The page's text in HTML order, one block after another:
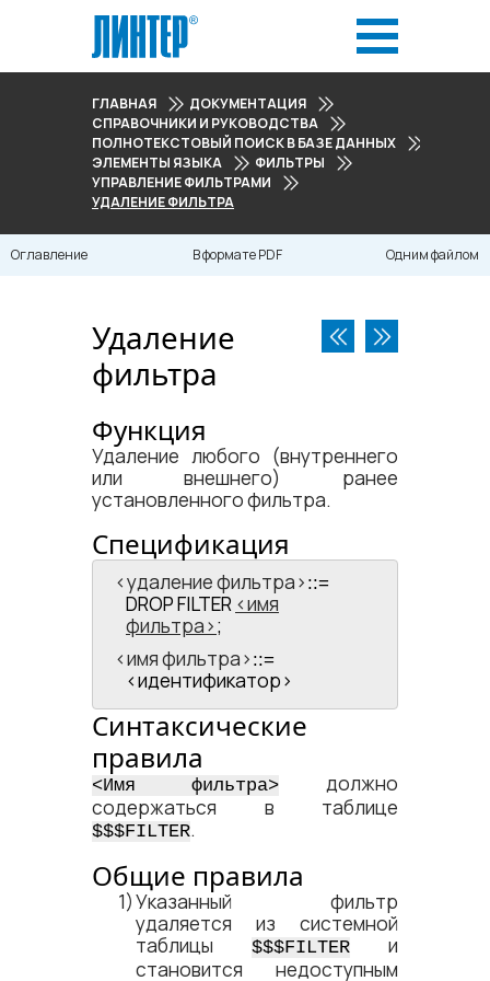
ГЛАВНАЯ
ДОКУМЕНТАЦИЯ
СПРАВОЧНИКИ И РУКОВОДСТВА
ПОЛНОТЕКСТОВЫЙ ПОИСК В БАЗЕ ДАННЫХ
ЭЛЕМЕНТЫ ЯЗЫКА
ФИЛЬТРЫ
УПРАВЛЕНИЕ ФИЛЬТРАМИ
УДАЛЕНИЕ ФИЛЬТРА
Оглавление В формате PDF Одним файлом
Удаление
фильтра
Функция
Удаление любого (внутреннего
или внешнего) ранее
установленного фильтра.
Спецификация
<​удаление фильтра​> ::=
DROP FILTER
имя
фильтра ;
<​имя фильтра​> ::=
<​идентификатор​>
Синтаксические
правила
<​Имя фильтра​>должно
содержаться в таблице
$$$FILTER.
Общие правила
Указанный фильтр
удаляется из системной
таблицы
$$$FILTER
и
становится недоступным